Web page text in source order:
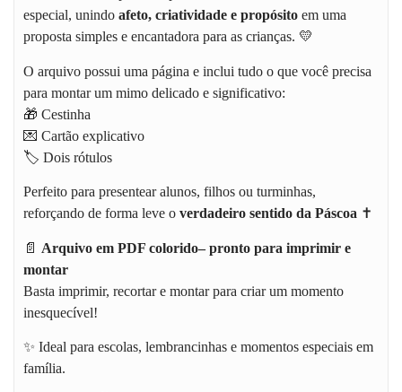
especial, unindo afeto, criatividade e propósito em uma
proposta simples e encantadora para as crianças. 💛
O arquivo possui uma página e inclui tudo o que você precisa
para montar um mimo delicado e significativo:
🎁 Cestinha
💌 Cartão explicativo
🏷️ Dois rótulos
Perfeito para presentear alunos, filhos ou turminhas,
reforçando de forma leve o verdadeiro sentido da Páscoa ✝️
📄 Arquivo em PDF colorido– pronto para imprimir e
montar
Basta imprimir, recortar e montar para criar um momento
inesquecível!
✨ Ideal para escolas, lembrancinhas e momentos especiais em
família.